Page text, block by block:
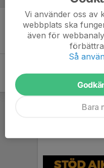
Vi använder oss av
webbplats ska
även för
Så
Bara